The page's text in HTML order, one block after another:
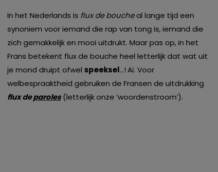
In het Nederlands is flux de boucheal lange tijd een
synoniem voor iemand die rap van tong is, iemand die
zich gemakkelijk en mooi uitdrukt. Maar pas op, in het
Frans betekent flux de bouche heel letterlijk dat wat uit
je mond druipt ofwel speeksel…!Ai. Voor
welbespraaktheid gebruiken de Fransen de uitdrukking
flux deparoles(letterlijk onze ‘woordenstroom’).